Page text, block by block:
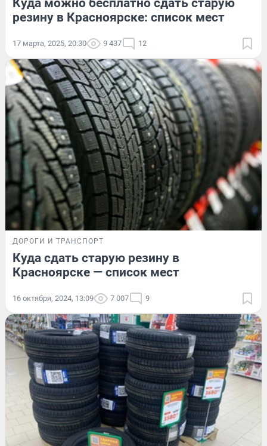
Куда можно бесплатно сдать старую
резину в Красноярске: список мест
17 марта, 2025, 20:30 9 437 12
ДОРОГИ И ТРАНСПОРТ
Куда сдать старую резину в
Красноярске — список мест
16 октября, 2024, 13:09 7 007 9